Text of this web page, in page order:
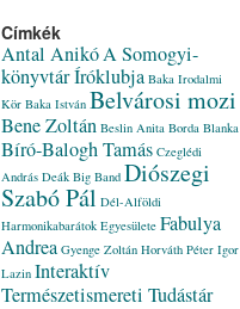
Címkék
Antal AnikóA Somogyi-
könyvtár Íróklubja Baka Irodalmi
Kör Baka István Belvárosi mozi
Bene Zoltán Beslin Anita Borda Blanka
Bíró-Balogh Tamás Czeglédi
András Deák Big Band Diószegi
Szabó Pál Dél-Alföldi
Harmonikabarátok Egyesülete Fabulya
Andrea Gyenge Zoltán Horváth Péter Igor
Lazin Interaktív
Természetismereti Tudástár